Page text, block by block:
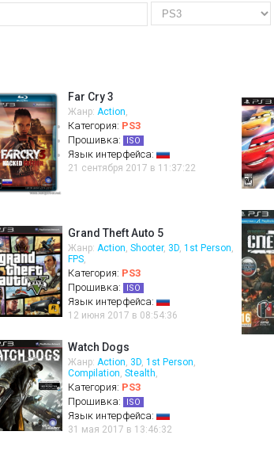
Far Cry 3
Жанр: Action,
Категория: PS3
Прошивка:
ISO
Язык интерфейса:
21 сентября 2017 в 11:37:22
Grand Theft Auto 5
Жанр: Action, Shooter, 3D, 1st Person,
FPS,
Категория: PS3
Прошивка:
ISO
Язык интерфейса:
12 июня 2017 в 08:54:36
Watch Dogs
Жанр: Action, 3D, 1st Person,
Compilation, Stealth,
Категория: PS3
Прошивка:
ISO
Язык интерфейса:
31 мая 2017 в 13:46:32